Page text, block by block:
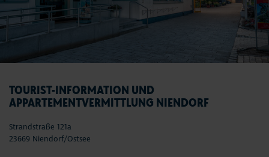
TOURIST-INFORMATION UND
APPARTEMENTVERMITTLUNG NIENDORF
Strandstraße 121a
23669 Niendorf/Ostsee